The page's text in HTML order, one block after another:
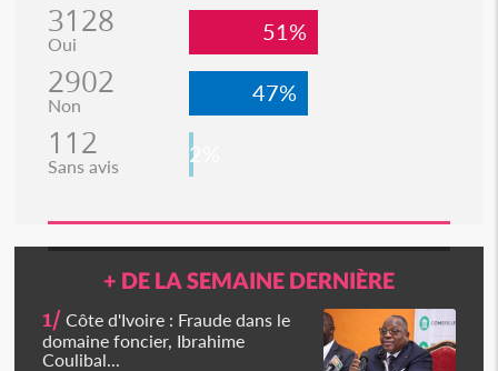
3128
Oui 51%
2902
Non 47%
112
Sans avis 2%
+ DE LA SEMAINE DERNIÈRE
1/ Côte d'Ivoire : Fraude dans le
domaine foncier, Ibrahime
Coulibal...